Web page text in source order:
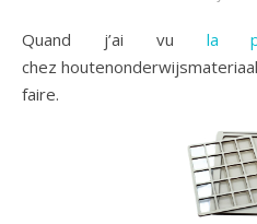
Quand j’ai vu la
chez
faire.